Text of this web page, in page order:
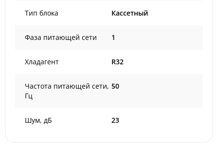
Тип блока Кассетный
Фаза питающей сети 1
Хладагент R32
Частота питающей сети,
Гц
50
Шум, дБ 23